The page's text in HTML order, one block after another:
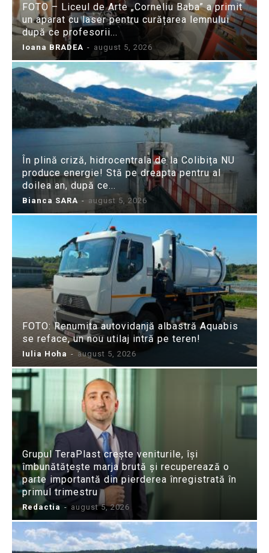
FOTO – Liceul de Arte „Corneliu Baba” a primit
un aparat cu laser pentru curățarea lemnului
după ce profesorii...
Ioana BRADEA - august 5, 2026
În plină criză, hidrocentrala de la Colibița NU
produce energie! Stă pe dreapta pentru al
doilea an, după ce...
Bianca SARA - august 5, 2026
FOTO: Renumita autovidanjă albastră Aquabis
se reface, un nou utilaj intră pe teren!
Iulia Hoha - august 5, 2026
Grupul TeraPlast crește veniturile, își
îmbunătățește marja brută și recuperează o
parte importantă din pierderea înregistrată în
primul trimestru
Redactia - august 5, 2026